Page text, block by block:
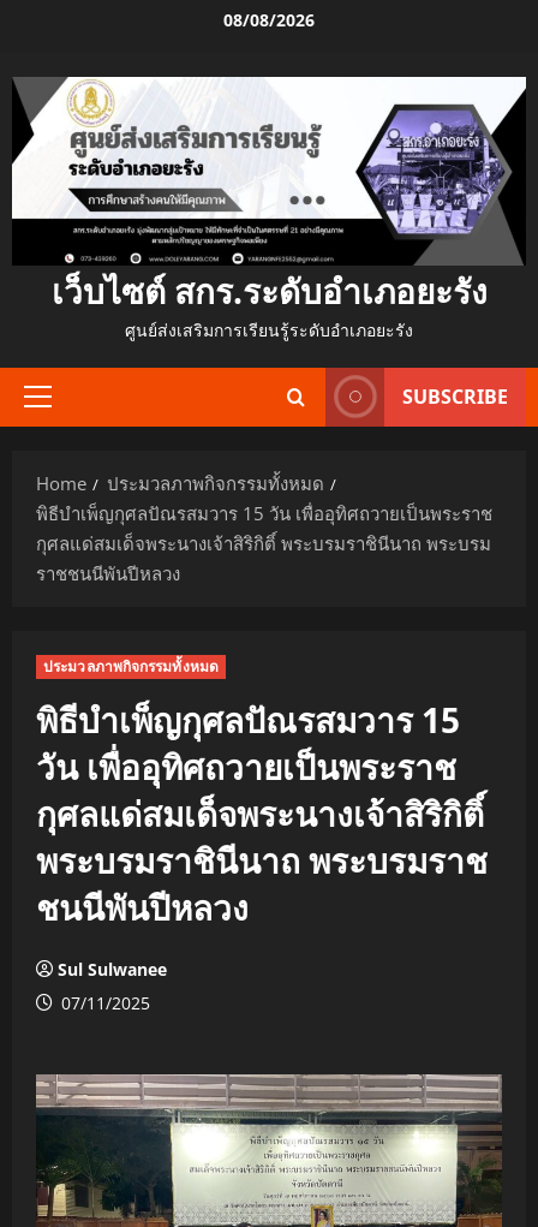
content
08/08/2026
เว็บไซต์ สกร.ระดับอำเภอยะรัง
ศูนย์ส่งเสริมการเรียนรู้ระดับอำเภอยะรัง
Primary
SUBSCRIBE
Home
ประมวลภาพกิจกรรมทั้งหมด
พิธีบำเพ็ญกุศลปัณรสมวาร 15 วัน เพื่ออุทิศถวายเป็นพระราช
กุศลแด่สมเด็จพระนางเจ้าสิริกิติ์ พระบรมราชินีนาถ พระบรม
ราชชนนีพันปีหลวง
ประมวลภาพกิจกรรมทั้งหมด
พิธีบำเพ็ญกุศลปัณรสมวาร 15
วัน เพื่ออุทิศถวายเป็นพระราช
กุศลแด่สมเด็จพระนางเจ้าสิริกิติ์
พระบรมราชินีนาถ พระบรมราช
ชนนีพันปีหลวง
Sul Sulwanee
07/11/2025